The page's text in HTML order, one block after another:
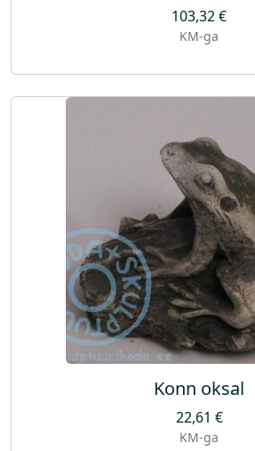
103,32€
KM-ga
Konn oksal
22,61 €
KM-ga